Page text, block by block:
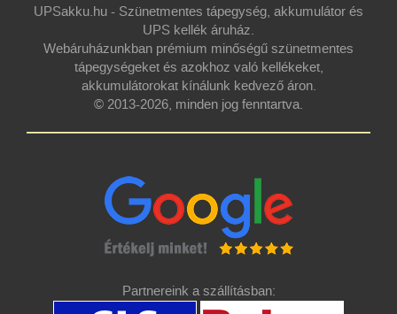
UPSakku.hu - Szünetmentes tápegység, akkumulátor és
UPS kellék áruház.
Webáruházunkban prémium minőségű szünetmentes
tápegységeket és azokhoz való kellékeket,
akkumulátorokat kínálunk kedvező áron.
© 2013-2026, minden jog fenntartva.
Partnereink a szállításban: